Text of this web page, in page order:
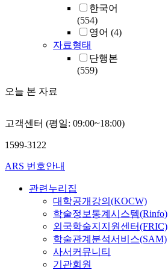
한국어
(554)
영어 (4)
자료형태
단행본
(559)
오늘 본 자료
고객센터 (평일: 09:00~18:00)
1599-3122
ARS 번호안내
관련누리집
대학공개강의(KOCW)
학술정보통계시스템(Rinfo)
외국학술지지원센터(FRIC)
학술관계분석서비스(SAM)
사서커뮤니티
기관회원